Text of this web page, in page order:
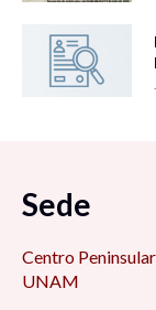
Sede
Centro
UNAM